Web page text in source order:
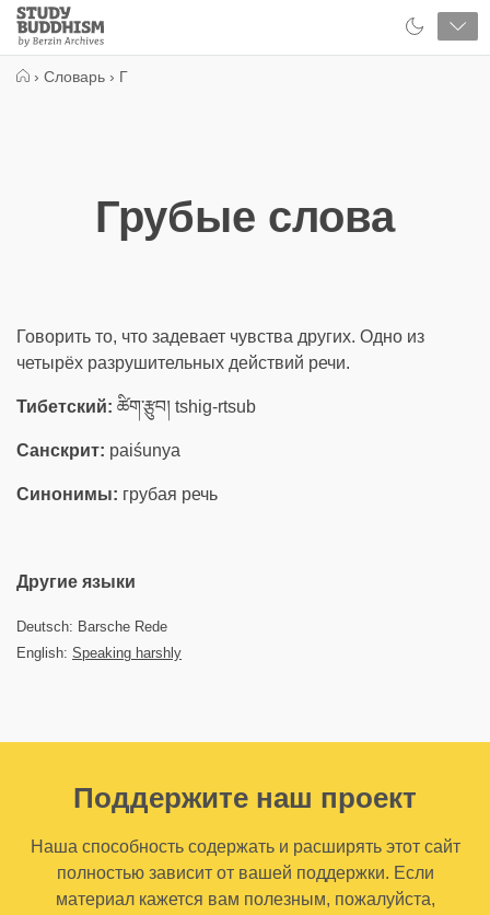
Close
Study
Buddhism
› Словарь › Г
Грубые слова
Говорить то, что задевает чувства других. Одно из
четырёх разрушительных действий речи.
Тибетский: ཚིག་རྩུབ། tshig-rtsub
Санскрит: paiśunya
Синонимы: грубая речь
Другие языки
Deutsch: Barsche Rede
English: Speaking harshly
Поддержите наш проект
Наша способность содержать и расширять этот сайт
полностью зависит от вашей поддержки. Если
материал кажется вам полезным, пожалуйста,